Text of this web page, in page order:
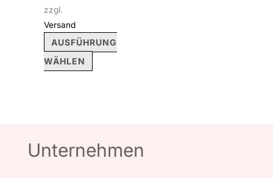
zzgl.
Versand
AUSFÜHRUNG
WÄHLEN
gewählt
Unternehmen